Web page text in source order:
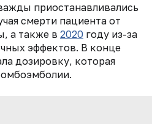
приостанавливались
смерти пациента от
а также в 2020 году из-за
эффектов. В конце
дозировку, которая